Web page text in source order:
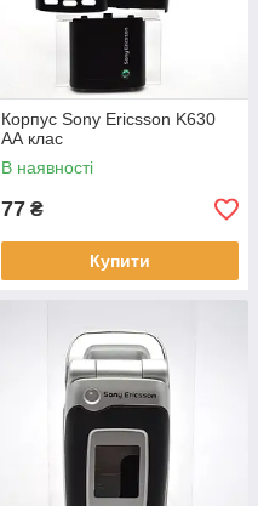
Корпус Sony Ericsson K630
АА клас
В наявності
77 ₴
Купити